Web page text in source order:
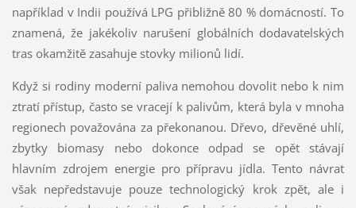
například v Indii používá LPG přibližně 80 % domácností. To
znamená, že jakékoliv narušení globálních dodavatelských
tras okamžitě zasahuje stovky milionů lidí.
Když si rodiny moderní paliva nemohou dovolit nebo k nim
ztratí přístup, často se vracejí k palivům, která byla v mnoha
regionech považována za překonanou. Dřevo, dřevěné uhlí,
zbytky biomasy nebo dokonce odpad se opět stávají
hlavním zdrojem energie pro přípravu jídla. Tento návrat
však nepředstavuje pouze technologický krok zpět, ale i